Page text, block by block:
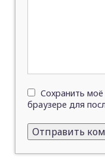
Сохранить
браузере для